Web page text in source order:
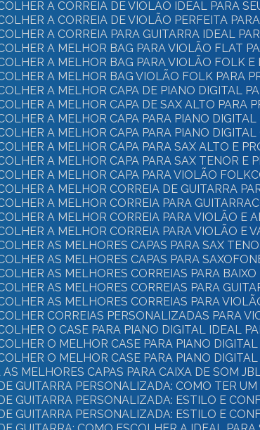
A CORREIA DE VIOLÃO IDEAL PARA
A CORREIA DE VIOLÃO PERFEITA
A CORREIA PARA GUITARRA IDEAL
A MELHOR BAG PARA VIOLÃO FLAT
A MELHOR BAG PARA VIOLÃO FOLK
A MELHOR BAG VIOLÃO FOLK PARA
A MELHOR CAPA DE PIANO DIGITAL
A MELHOR CAPA DE SAX ALTO PARA
A MELHOR CAPA PARA PIANO
A MELHOR CAPA PARA PIANO
A MELHOR CAPA PARA SAX ALTO E
A MELHOR CAPA PARA SAX TENOR E
A MELHOR CAPA PARA VIOLÃO FOLK
A MELHOR CORREIA DE GUITARRA
A MELHOR CORREIA PARA GUITARRA
A MELHOR CORREIA PARA VIOLÃO E
A MELHOR CORREIA PARA VIOLÃO E
AS MELHORES CAPAS PARA SAX
AS MELHORES CAPAS PARA
AS MELHORES CORREIAS PARA
AS MELHORES CORREIAS PARA
AS MELHORES CORREIAS PARA
CORREIAS PERSONALIZADAS PARA
O CASE PARA PIANO DIGITAL IDEAL
O MELHOR CASE PARA PIANO
O MELHOR CASE PARA PIANO
AS MELHORES CAPAS PARA CAIXA DE SOM
DE GUITARRA PERSONALIZADA: COMO TER
DE GUITARRA PERSONALIZADA: ESTILO E
DE GUITARRA PERSONALIZADA: ESTILO E